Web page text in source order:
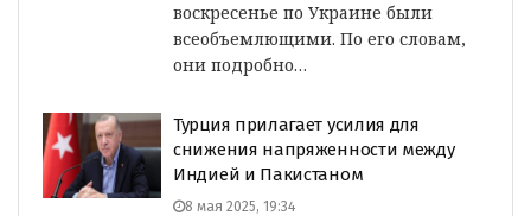
воскресенье по Украине были
всеобъемлющими. По его словам,
они подробно…
Турция прилагает усилия для
снижения напряженности между
Индией и Пакистаном
8 мая 2025, 19:34